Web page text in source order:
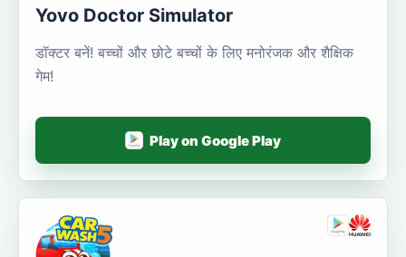
Yovo Doctor Simulator
डॉक्टर बनें! बच्चों और छोटे बच्चों के लिए मनोरंजक और शैक्षिक
गेम!
Play on Google Play